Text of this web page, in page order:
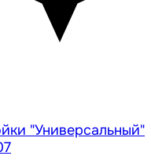
"Универсальный"